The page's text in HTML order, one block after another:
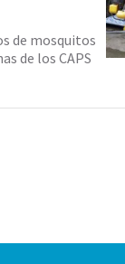
de mosquitos
de los CAPS